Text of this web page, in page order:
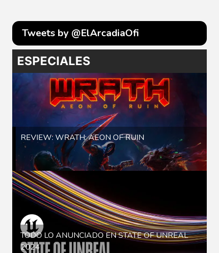
Tweets by @ElArcadiaOfi
ESPECIALES
REVIEW: WRATH: AEON OF RUIN
TODO LO ANUNCIADO EN STATE OF UNREAL
2024